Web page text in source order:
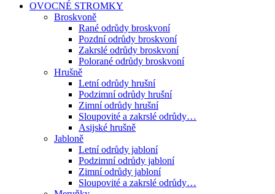
OVOCNÉ STROMKY
Broskvoně
Rané odrůdy broskvoní
Pozdní odrůdy broskvoní
Zakrslé odrůdy broskvoní
Polorané odrůdy broskvoní
Hrušně
Letní odrůdy hrušní
Podzimní odrůdy hrušní
Zimní odrůdy hrušní
Sloupovité a zakrslé odrůdy…
Asijské hrušně
Jabloně
Letní odrůdy jabloní
Podzimní odrůdy jabloní
Zimní odrůdy jabloní
Sloupovité a zakrslé odrůdy…